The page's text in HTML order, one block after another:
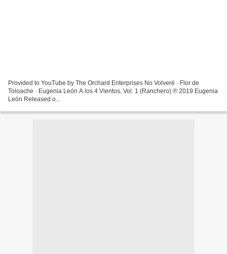
Provided to YouTube by The Orchard Enterprises No Volveré · Flor de
Toloache · Eugenia León A los 4 Vientos, Vol. 1 (Ranchero) ℗ 2019 Eugenia
León Released o...